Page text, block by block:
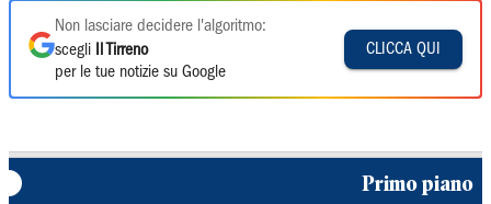
Non lasciare decidere l'algoritmo:
scegli
Il Tirreno
per le tue notizie su Google
CLICCA QUI
Primo piano